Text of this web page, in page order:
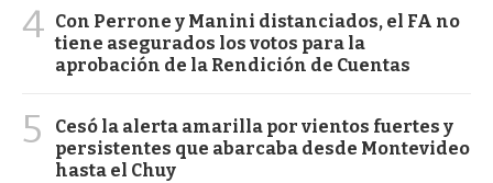
4 Con Perrone y Manini distanciados, el FA no
tiene asegurados los votos para la
aprobación de la Rendición de Cuentas
5
Cesó la alerta amarilla por vientos fuertes y
persistentes que abarcaba desde Montevideo
hasta el Chuy